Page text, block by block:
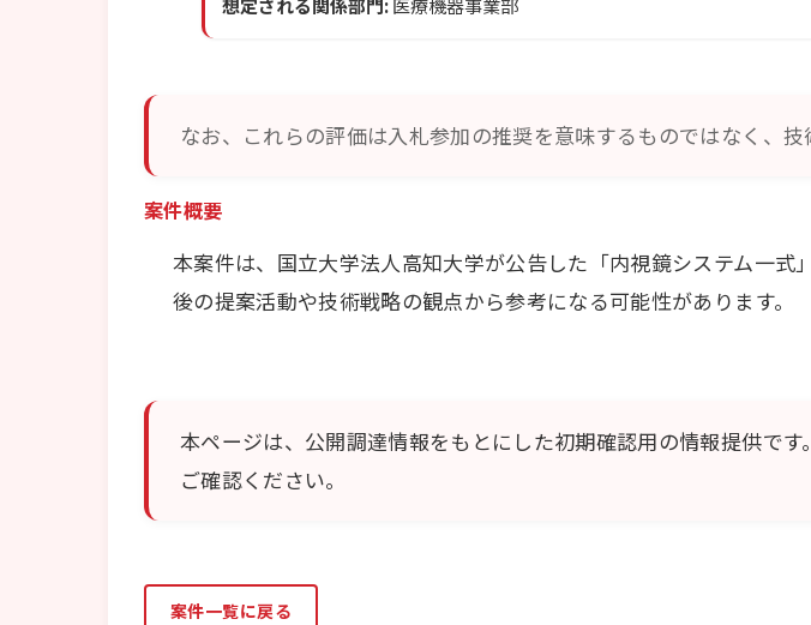
想定される関係部門:医療機器事業部
なお、これらの評価は入札参加の推奨を意味するものではなく、
案件概要
本案件は、国立大学法人高知大学が公告した「内視鏡システム一
後の提案活動や技術戦略の観点から参考になる可能性があります。
本ページは、公開調達情報をもとにした初期確認用の情報提供で
ご確認ください。
案件一覧に戻る